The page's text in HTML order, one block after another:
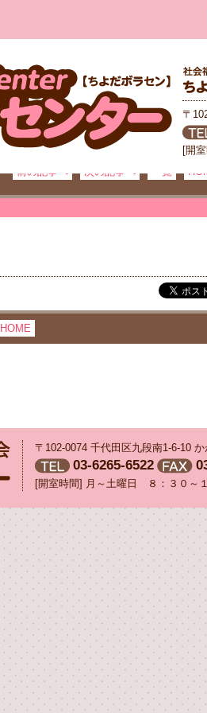
〒
[開
前の記事へ
次の記事へ 一覧
HOME
〒102-0074 千代田区九段南1-6-10
03-6265-6522
[開室時間] 月～土曜日 ８：３０～